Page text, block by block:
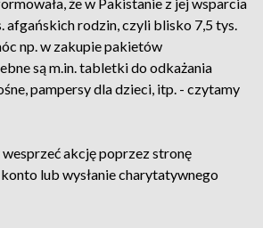
afgańskich rodzin, czyli blisko 7,5 tys.
np. w zakupie pakietów
są m.in. tabletki do odkażania
pampersy dla dzieci, itp. - czytamy
wesprzeć akcję poprzez stronę
lub wysłanie charytatywnego